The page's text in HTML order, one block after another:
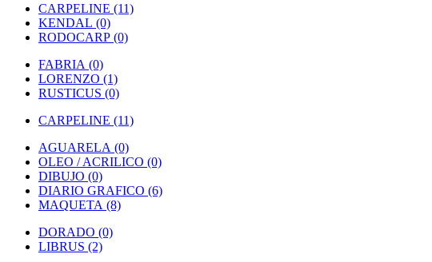
CARPELINE (11)
KENDAL (0)
RODOCARP (0)
FABRIA (0)
LORENZO (1)
RUSTICUS (0)
CARPELINE (11)
AGUARELA (0)
OLEO / ACRILICO (0)
DIBUJO (0)
DIARIO GRAFICO (6)
MAQUETA (8)
DORADO (0)
LIBRUS (2)